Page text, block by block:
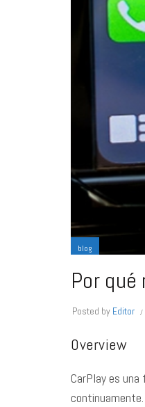
blog
Por
Posted by Editor
Overview
CarPlay es